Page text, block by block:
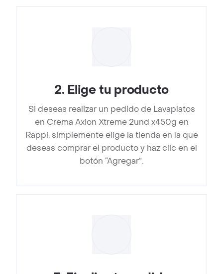
2. Elige tu producto
Si deseas realizar un pedido de Lavaplatos
en Crema Axion Xtreme 2und x450g en
Rappi, simplemente elige la tienda en la que
deseas comprar el producto y haz clic en el
botón “Agregar”.